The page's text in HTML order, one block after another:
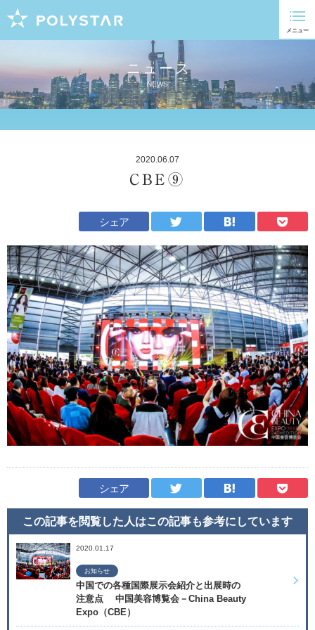
ニュース
NEWS
2020.06.07
CBE⑨
シェア
シェア
この記事を閲覧した人はこの記事も参考にしています
2020.01.17
お知らせ
中国での各種国際展示会紹介と出展時の
注意点 中国美容博覧会－China Beauty
Expo（CBE）